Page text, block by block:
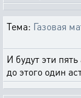
Тема: Газовая
И будут эти
до этого один